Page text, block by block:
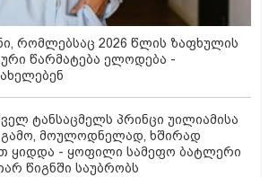
რომლებსაც 2026 წლის ზაფხულის
წარმატება ელოდება -
ტანსაცმელს პრინცი უილიამისა
გამო, მოულოდნელად, ხშირად
ყიდდა - ყოფილი სამეფო ბატლერი
წიგნში საუბრობს